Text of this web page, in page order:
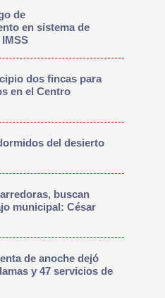
de
en sistema de
dos fincas para
en el Centro
del desierto
buscan
municipal: César
de anoche dejó
y 47 servicios de